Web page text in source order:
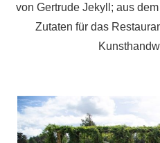
von Gertrude Jekyll; aus
Zutaten für das